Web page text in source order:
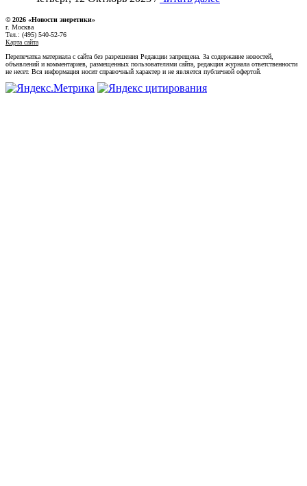
© 2026 «Новости энеретики»
г. Москва
Тел.: (495) 540-52-76
Карта сайта
Перепечатка материала с сайта без разрешения Редакции запрещена. За содержание новостей,
объявлений и комментариев, размещенных пользователями сайта, редакция журнала ответственности
не несет. Вся информация носит справочный характер и не является публичной офертой.